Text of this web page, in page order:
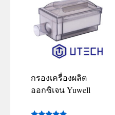
กรองเครื่องผลิต
ออกซิเจน Yuwell